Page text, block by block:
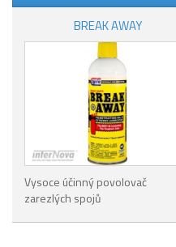
BREAK AWAY
Vysoce účinný povolovač
zarezlých spojů